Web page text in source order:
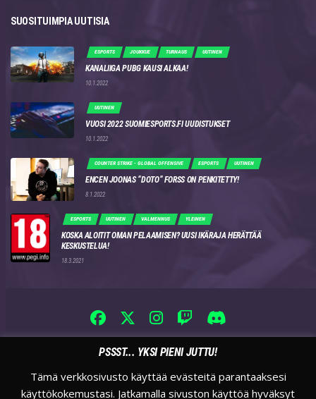
SUOSITUIMPIA UUTISIA
ESPORTS JOUKKUE TURNAUS UUTINEN
KANALIIGA PUBG KAUSI ALKAA!
10.1.2022
UUTINEN
VUOSI 2022 SUOMIESPORTS.FI UUDISTUKSET
10.1.2022
COUNTER STRIKE - GLOBAL OFFENSIVE ESPORTS UUTINEN
ENCEN JOONAS “DOTO” FORSS ON PENKITETTY!
8.1.2022
ESPORTS UUTINEN VALMENNUS YLEINEN
KOSKA ALOITIT OMAN PELAAMISEN? UUSI IKÄRAJA HERÄTTÄÄ
KESKUSTELUA!
18.3.2021
PSSST... YKSI PIENI JUTTU!
Tämä verkkosivusto käyttää evästeitä parantaaksesi
käyttökokemustasi. Jatkamalla sivuston käyttöä hyväksyt